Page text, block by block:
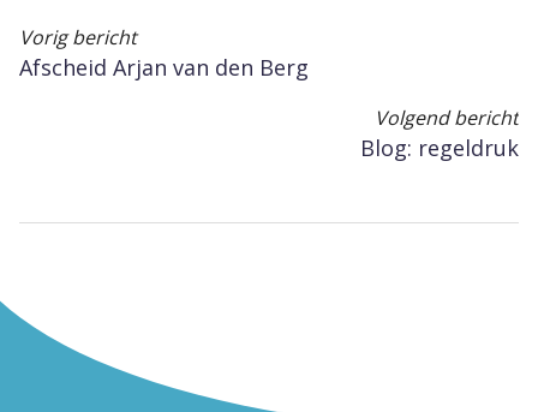
Vorig bericht
Afscheid Arjan van den Berg
Volgend bericht
Blog: regeldruk